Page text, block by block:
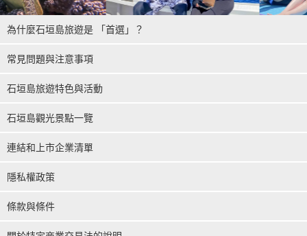
為什麼石垣島旅遊是 「首選」？
常見問題與注意事項
石垣島旅遊特色與活動
石垣島觀光景點一覽
連結和上市企業清單
隱私權政策
條款與條件